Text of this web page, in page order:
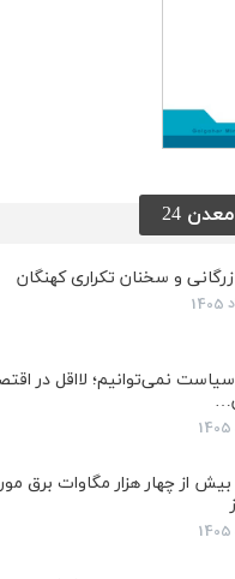
24
و سخنان تکراری کهنگان
سیاست نمی‌توانیم؛ لااقل در
از چهار هزار مگاوات برق